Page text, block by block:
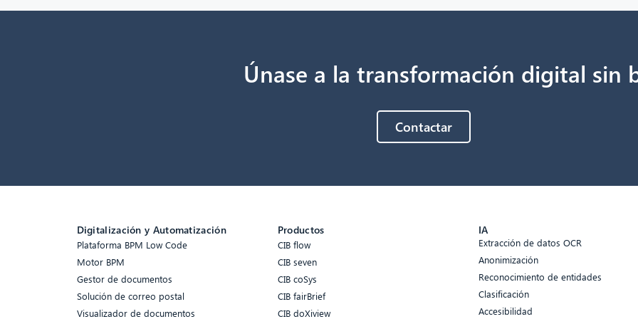
Únase a la transformación digital sin
Contactar
Digitalización y Automatización
Plataforma BPM Low Code
Motor BPM
Gestor de documentos
Solución de correo postal
Visualizador de documentos
Productos
CIB flow
CIB seven
CIB coSys
CIB fairBrief
CIB doXiview
IA
Extracción de datos OCR
Anonimización
Reconocimiento de entidades
Clasificación
Accesibilidad